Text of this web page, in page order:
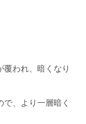
われ、暗くなり
、より一層暗く